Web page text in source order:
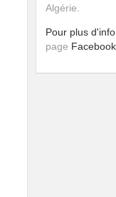
Algérie.
Pour plus
page Facebook